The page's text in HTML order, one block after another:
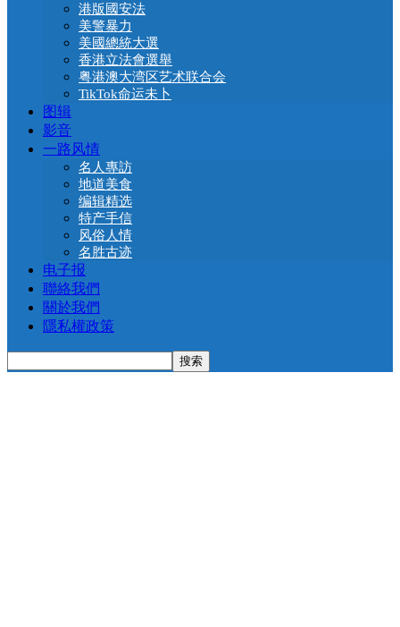
港版國安法
美警暴力
美國總統大選
香港立法會選舉
粤港澳大湾区艺术联合会
TikTok命运未卜
图辑
影音
一路风情
名人專訪
地道美食
编辑精选
特产手信
风俗人情
名胜古迹
电子报
聯絡我們
關於我們
隱私權政策